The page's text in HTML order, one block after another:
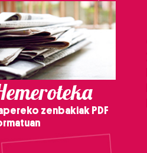
zenbakiak PDF